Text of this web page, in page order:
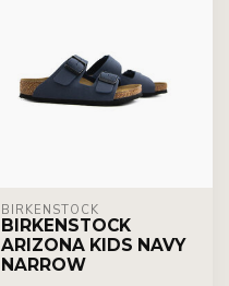
BIRKENSTOCK
BIRKENSTOCK
ARIZONA KIDS NAVY
NARROW